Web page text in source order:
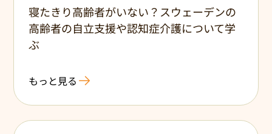
寝たきり高齢者がいない？スウェーデンの
高齢者の自立支援や認知症介護について学
ぶ
もっと見る